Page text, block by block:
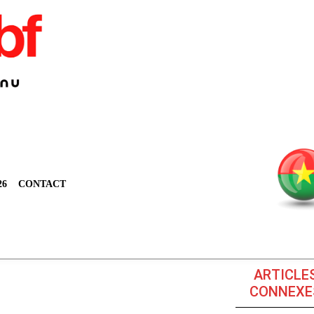
CONTACT